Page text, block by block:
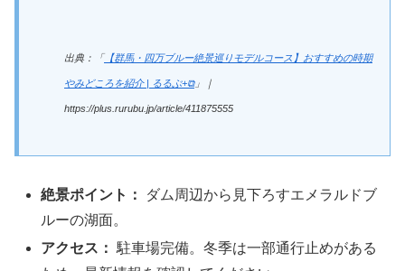
出典：「【群馬・四万ブルー絶景巡りモデルコース】おすすめの時期
やみどころを紹介 | るるぶ+⧉」｜
https://plus.rurubu.jp/article/411875555
絶景ポイント：
ダム周辺から見下ろすエメラルドブ
ルーの湖面。
アクセス： 駐車場完備。冬季は一部通行止めがある